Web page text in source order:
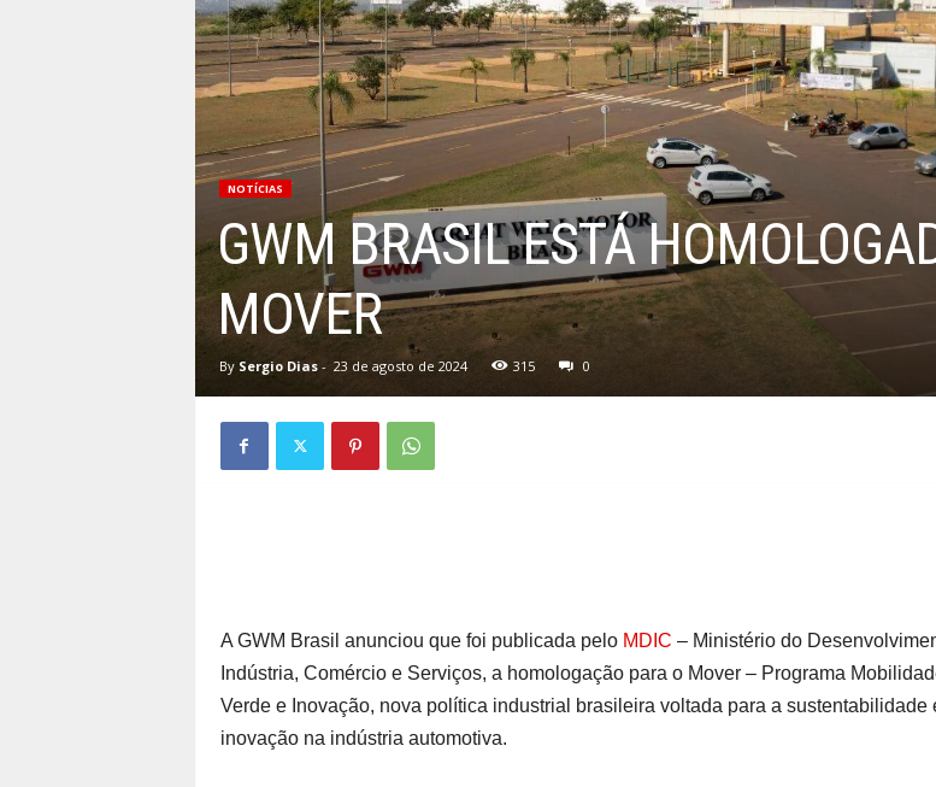
NOTÍCIAS
GWM BRASIL ESTÁ
MOVER
By Sergio Dias- 23 de agosto de 2024 315 0
A GWM Brasil anunciou que foi publicada pelo MDIC – Ministério do
Indústria, Comércio e Serviços, a homologação para o Mover – Programa
Verde e Inovação, nova política industrial brasileira voltada para a sustentabilidade
inovação na indústria automotiva.